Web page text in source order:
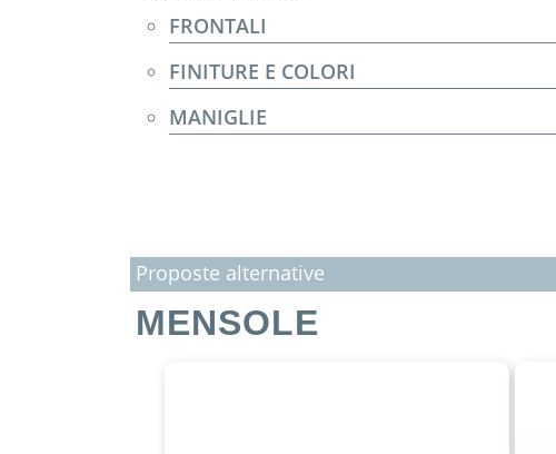
FRONTALI
FINITURE E COLORI
MANIGLIE
Proposte alternative
MENSOLE